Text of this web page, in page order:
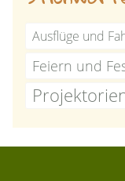
Ausflüge und
Feiern und